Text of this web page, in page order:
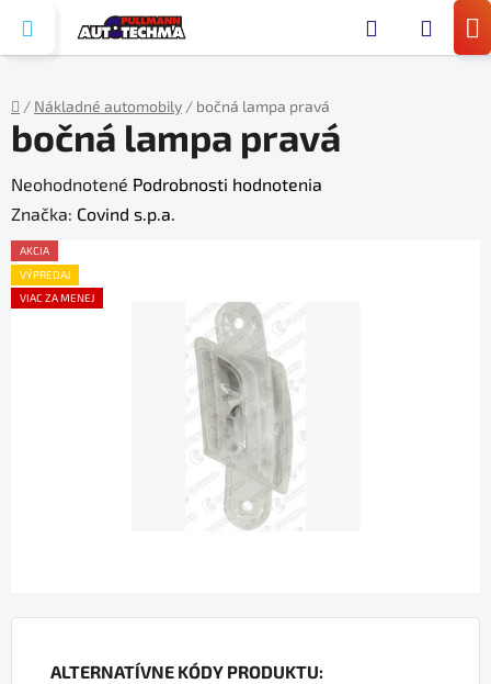
obsah
Domov
/ Nákladné automobily / bočná lampa pravá
ALTERNATÍVNE KÓDY PRODUKTU:
bočná lampa pravá
Priemerné
hodnotenie
produktu
je
0,0
Neohodnotené Podrobnosti hodnotenia
Značka: Covind s.p.a.
AKCIA
VÝPREDAJ
VIAC ZA MENEJ